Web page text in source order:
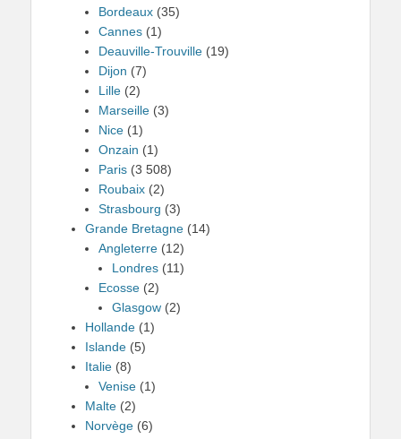
Bordeaux (35)
Cannes (1)
Deauville-Trouville (19)
Dijon (7)
Lille (2)
Marseille (3)
Nice (1)
Onzain (1)
Paris (3 508)
Roubaix (2)
Strasbourg (3)
Grande Bretagne (14)
Angleterre (12)
Londres (11)
Ecosse (2)
Glasgow (2)
Hollande (1)
Islande (5)
Italie (8)
Venise (1)
Malte (2)
Norvège (6)